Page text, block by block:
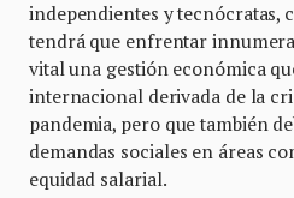
independientes y tecnócratas,
tendrá que enfrentar
vital una gestión económica
internacional derivada de la
pandemia, pero que también
demandas sociales en áreas
equidad salarial.